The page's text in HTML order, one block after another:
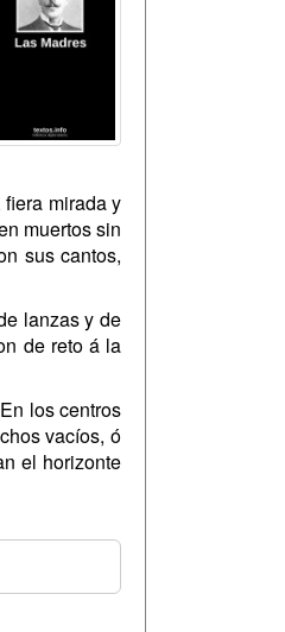
mirada y
muertos sin
sus cantos,
lanzas y de
de reto á la
los centros
vacíos, ó
el horizonte